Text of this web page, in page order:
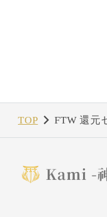
TOP FTW 還元